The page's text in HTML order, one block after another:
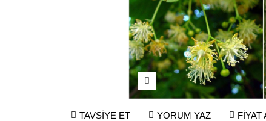
TAVSİYE ET YORUM YAZ FİYAT